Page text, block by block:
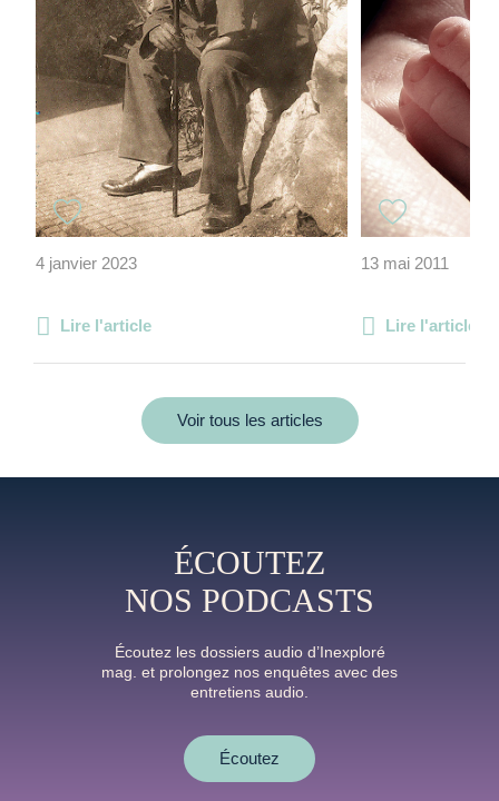
4 janvier 2023
Lire l'article
13 mai 2011
Lire l'article
Voir tous les articles
ÉCOUTEZ
NOS PODCASTS
Écoutez les dossiers audio d’Inexploré
mag. et prolongez nos enquêtes avec des
entretiens audio.
Écoutez